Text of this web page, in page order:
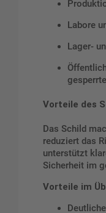
Labore
Lager-
Vorteile des
Das Schild
reduziert das
unterstützt
Sicherheit im
Vorteile im